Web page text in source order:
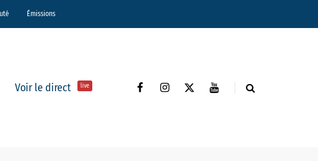
Émissions
Voir le direct live